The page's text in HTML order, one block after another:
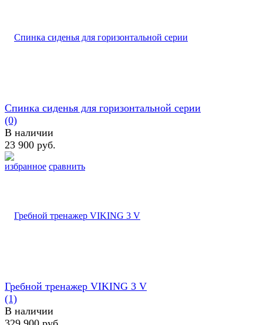
избранное сравнить
Спинка сиденья для горизонтальной серии
(0)
В наличии
23 900 руб.
Гребной тренажер VIKING 3 V
(1)
В наличии